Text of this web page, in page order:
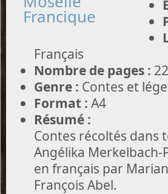
Français
Nombre de pages :
Genre : Contes et
Format : A4
Résumé :
Contes récoltés dans
Angélika
en français par
François Abel.